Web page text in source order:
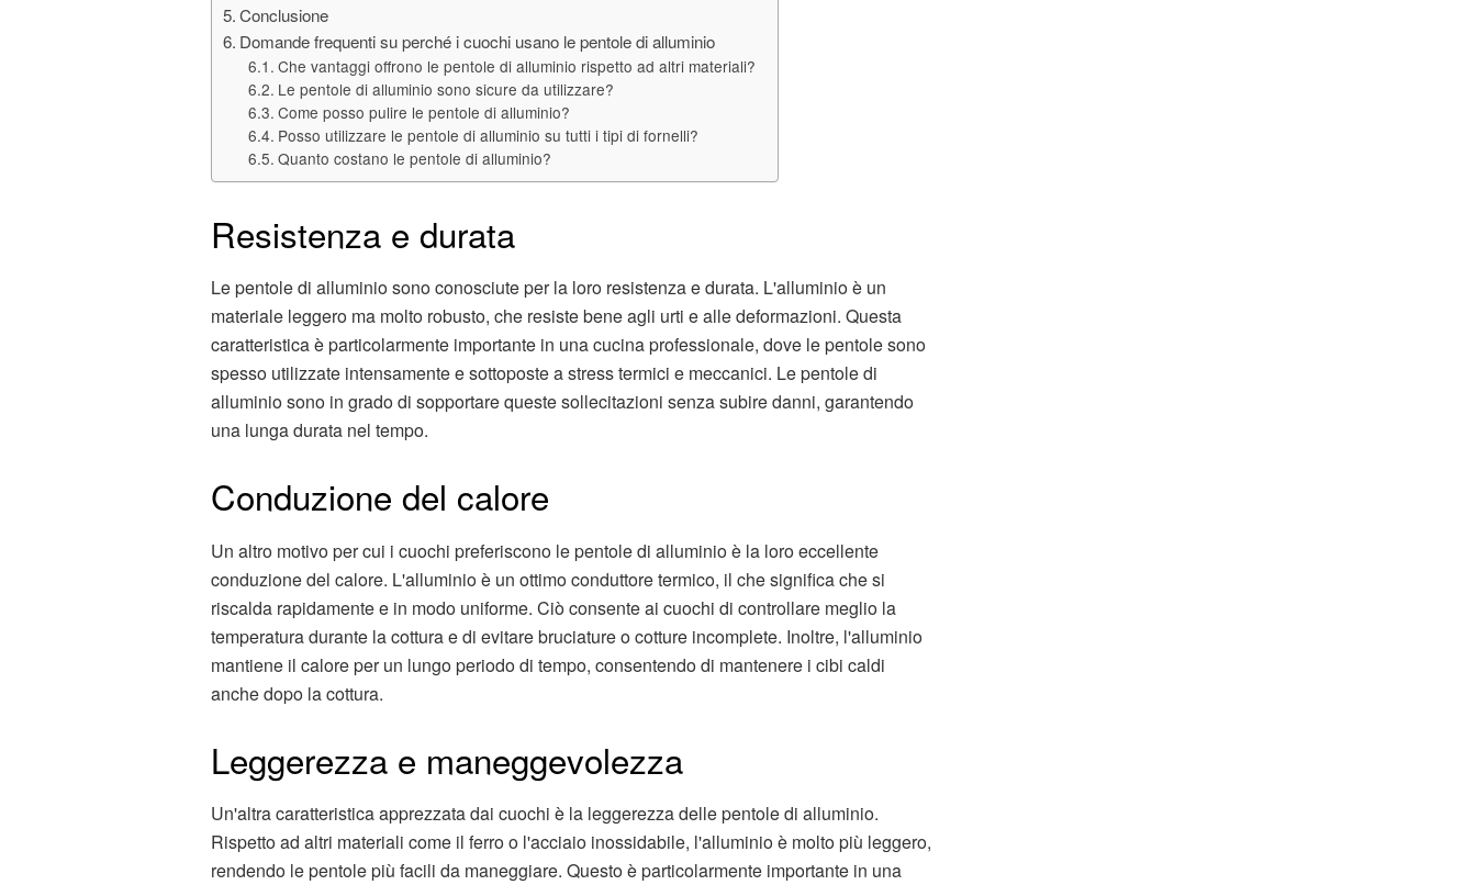
Conclusione
Domande frequenti su perché i cuochi usano le pentole di alluminio
Che vantaggi offrono le pentole di alluminio rispetto ad altri materiali?
Le pentole di alluminio sono sicure da utilizzare?
Come posso pulire le pentole di alluminio?
Posso utilizzare le pentole di alluminio su tutti i tipi di fornelli?
Quanto costano le pentole di alluminio?
Resistenza e durata
Le pentole di alluminio sono conosciute per la loro resistenza e durata. L'alluminio è un
materiale leggero ma molto robusto, che resiste bene agli urti e alle deformazioni. Questa
caratteristica è particolarmente importante in una cucina professionale, dove le pentole sono
spesso utilizzate intensamente e sottoposte a stress termici e meccanici. Le pentole di
alluminio sono in grado di sopportare queste sollecitazioni senza subire danni, garantendo
una lunga durata nel tempo.
Conduzione del calore
Un altro motivo per cui i cuochi preferiscono le pentole di alluminio è la loro eccellente
conduzione del calore. L'alluminio è un ottimo conduttore termico, il che significa che si
riscalda rapidamente e in modo uniforme. Ciò consente ai cuochi di controllare meglio la
temperatura durante la cottura e di evitare bruciature o cotture incomplete. Inoltre, l'alluminio
mantiene il calore per un lungo periodo di tempo, consentendo di mantenere i cibi caldi
anche dopo la cottura.
Leggerezza e maneggevolezza
Un'altra caratteristica apprezzata dai cuochi è la leggerezza delle pentole di alluminio.
Rispetto ad altri materiali come il ferro o l'acciaio inossidabile, l'alluminio è molto più leggero,
rendendo le pentole più facili da maneggiare. Questo è particolarmente importante in una